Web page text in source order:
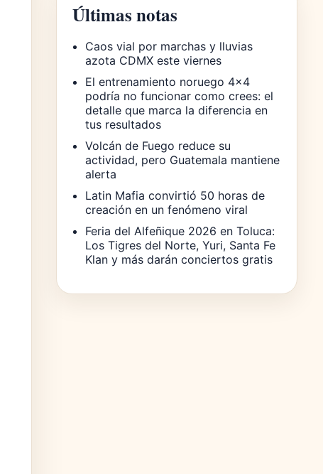
Últimas notas
Caos vial por marchas y lluvias
azota CDMX este viernes
El entrenamiento noruego 4×4
podría no funcionar como crees: el
detalle que marca la diferencia en
tus resultados
Volcán de Fuego reduce su
actividad, pero Guatemala mantiene
alerta
Latin Mafia convirtió 50 horas de
creación en un fenómeno viral
Feria del Alfeñique 2026 en Toluca:
Los Tigres del Norte, Yuri, Santa Fe
Klan y más darán conciertos gratis